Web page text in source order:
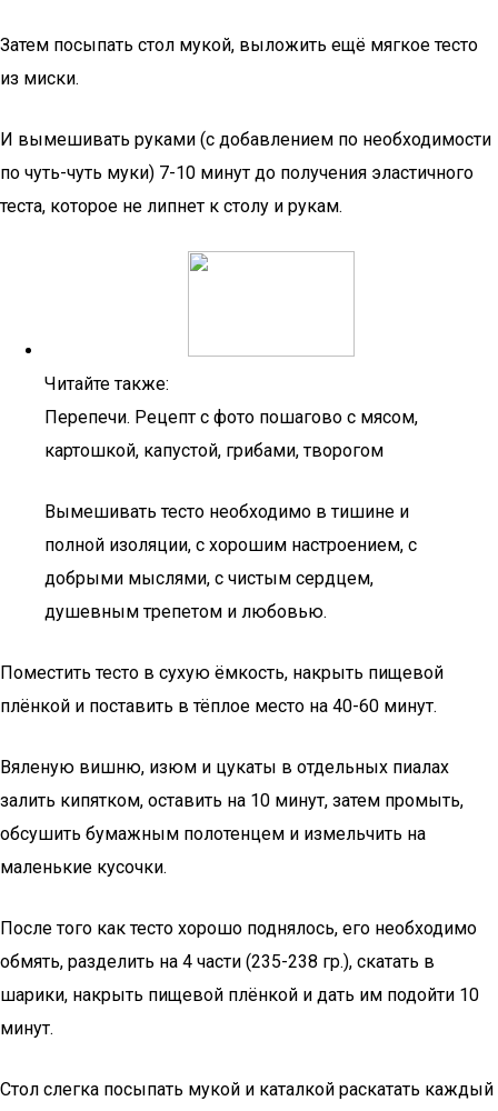
Затем посыпать стол мукой, выложить ещё мягкое тесто
из миски.
И вымешивать руками (с добавлением по необходимости
по чуть-чуть муки) 7-10 минут до получения эластичного
теста, которое не липнет к столу и рукам.
Читайте также:
Перепечи. Рецепт с фото пошагово с мясом,
картошкой, капустой, грибами, творогом
Вымешивать тесто необходимо в тишине и
полной изоляции, с хорошим настроением, с
добрыми мыслями, с чистым сердцем,
душевным трепетом и любовью.
Поместить тесто в сухую ёмкость, накрыть пищевой
плёнкой и поставить в тёплое место на 40-60 минут.
Вяленую вишню, изюм и цукаты в отдельных пиалах
залить кипятком, оставить на 10 минут, затем промыть,
обсушить бумажным полотенцем и измельчить на
маленькие кусочки.
После того как тесто хорошо поднялось, его необходимо
обмять, разделить на 4 части (235-238 гр.), скатать в
шарики, накрыть пищевой плёнкой и дать им подойти 10
минут.
Стол слегка посыпать мукой и каталкой раскатать каждый